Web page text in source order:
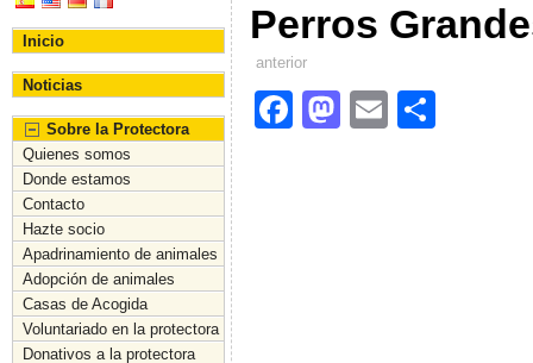
Inicio
Noticias
Sobre la Protectora
Quienes somos
Donde estamos
Contacto
Hazte socio
Apadrinamiento de animales
Adopción de animales
Casas de Acogida
Voluntariado en la protectora
Donativos a la protectora
Perros
anterior
F
M
E